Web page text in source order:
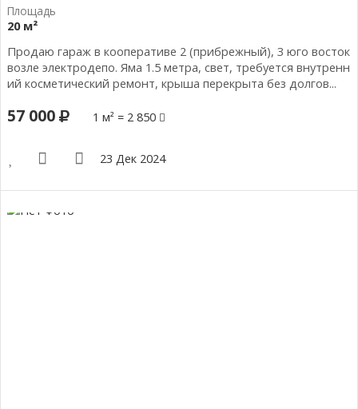
20 м²
Продаю гараж в кооперативе 2 (прибрежный), 3 юго восток
возле электродепо. Яма 1.5 метра, свет, требуется внутренн
ий косметический ремонт, крыша перекрыта без долгов...
57 000 1 м² = 2 850
23 Дек 2024